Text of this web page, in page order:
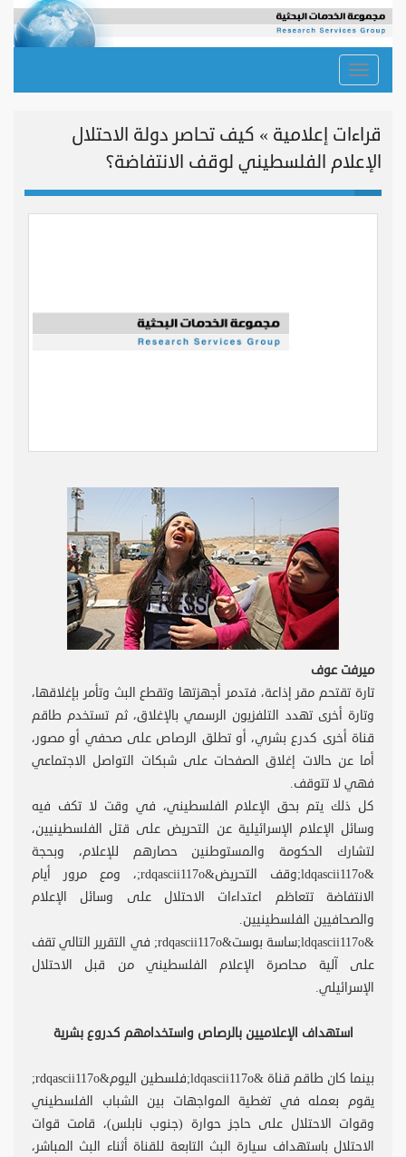
Toggle
navigation
قراءات إعلامية » كيف تحاصر دولة الاحتلال
الإعلام الفلسطيني لوقف الانتفاضة؟
ميرفت عوف
تارة تقتحم مقر إذاعة، فتدمر أجهزتها وتقطع البث وتأمر بإغلاقها،
وتارة أخرى تهدد التلفزيون الرسمي بالإغلاق، ثم تستخدم طاقم
قناة أخرى كدرع بشري، أو تطلق الرصاص على صحفي أو مصور،
أما عن حالات إغلاق الصفحات على شبكات التواصل الاجتماعي
فهي لا تتوقف.
كل ذلك يتم بحق الإعلام الفلسطيني، في وقت لا تكف فيه
وسائل الإعلام الإسرائيلية عن التحريض على قتل الفلسطينيين،
لتشارك الحكومة والمستوطنين حصارهم للإعلام، وبحجة
&ldqascii117o;وقف التحريض&rdqascii117o;، ومع مرور أيام
الانتفاضة تتعاظم اعتداءات الاحتلال على وسائل الإعلام
والصحافيين الفلسطينيين.
&ldqascii117o;ساسة بوست&rdqascii117o; في التقرير التالي تقف
على آلية محاصرة الإعلام الفلسطيني من قبل الاحتلال
الإسرائيلي.
استهداف الإعلاميين بالرصاص واستخدامهم كدروع بشرية
بينما كان طاقم قناة &ldqascii117o;فلسطين اليوم&rdqascii117o;
يقوم بعمله في تغطية المواجهات بين الشباب الفلسطيني
وقوات الاحتلال على حاجز حوارة (جنوب نابلس)، قامت قوات
الاحتلال باستهداف سيارة البث التابعة للقناة أثناء البث المباشر،